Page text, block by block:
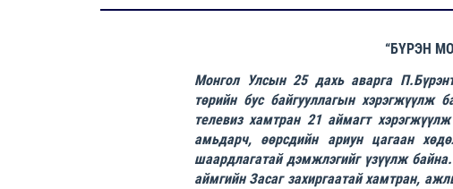
“БҮРЭН
Монгол Улсын 25 дахь аварга
төрийн бус байгууллагын хэрэгжүүлж
телевиз хамтран 21 аймагт
амьдарч, өөрсдийн ариун цагаан
шаардлагатай дэмжлэгийг үзүүлж
аймгийн Засаг захиргаатай хамтран,